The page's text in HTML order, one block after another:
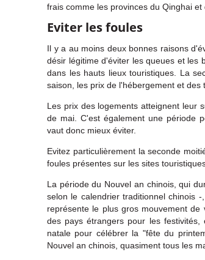
frais comme les provinces du Qinghai et
Eviter les foules
Il y a au moins deux bonnes raisons
désir légitime d'éviter les queues et les
dans les hauts lieux touristiques. La
saison, les prix de l'hébergement et des
Les prix des logements atteignent leur
de mai. C'est également une période
vaut donc mieux éviter.
Evitez particulièrement la seconde
foules présentes sur les sites
La période du Nouvel an chinois, qui
selon le calendrier traditionnel chinois
représente le plus gros mouvement
des pays étrangers pour les
natale pour célébrer la "fête du
Nouvel an chinois, quasiment tous les